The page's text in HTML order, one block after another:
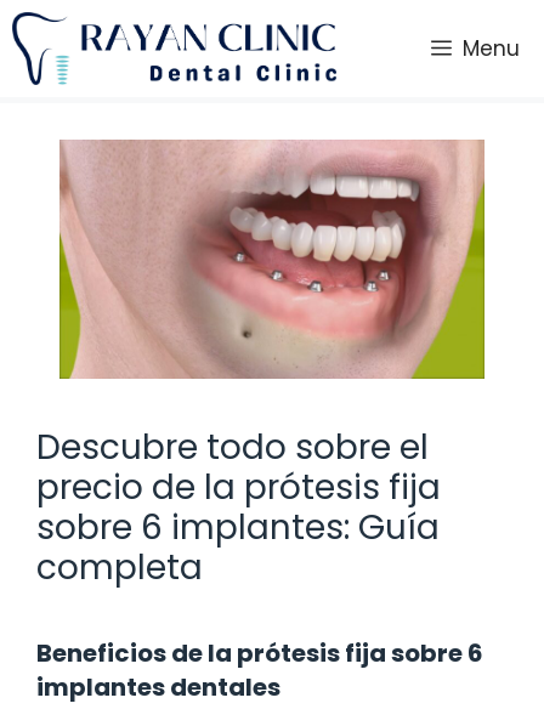
Saltar
al
contenido
Menu
Descubre todo sobre el
precio de la prótesis fija
sobre 6 implantes: Guía
completa
Beneficios de la prótesis fija sobre 6
implantes dentales